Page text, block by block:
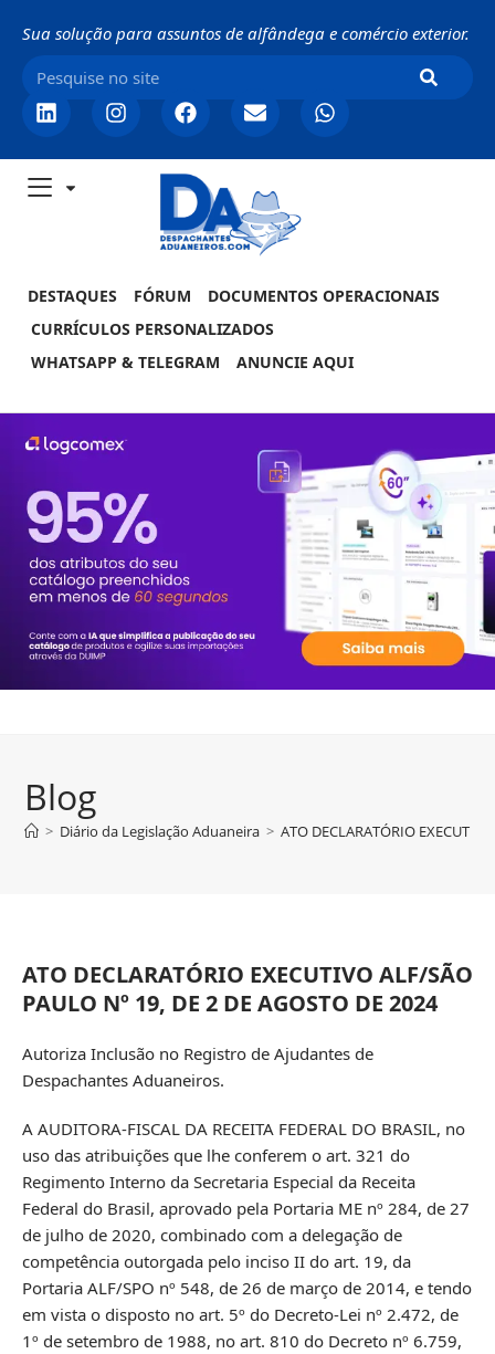
Sua solução para assuntos de alfândega e comércio exterior.
DESTAQUES FÓRUM
DOCUMENTOS OPERACIONAIS
CURRÍCULOS PERSONALIZADOS
WHATSAPP & TELEGRAM
ANUNCIE AQUI
Blog
> Diário da Legislação Aduaneira > ATO DECLARATÓRIO
ATO DECLARATÓRIO EXECUTIVO ALF/SÃO
PAULO Nº 19, DE 2 DE AGOSTO DE 2024
Autoriza Inclusão no Registro de Ajudantes de
Despachantes Aduaneiros.
A AUDITORA-FISCAL DA RECEITA FEDERAL DO BRASIL, no
uso das atribuições que lhe conferem o art. 321 do
Regimento Interno da Secretaria Especial da Receita
Federal do Brasil, aprovado pela Portaria ME nº 284, de 27
de julho de 2020, combinado com a delegação de
competência outorgada pelo inciso II do art. 19, da
Portaria ALF/SPO nº 548, de 26 de março de 2014, e tendo
em vista o disposto no art. 5º do Decreto-Lei nº 2.472, de
1º de setembro de 1988, no art. 810 do Decreto nº 6.759,